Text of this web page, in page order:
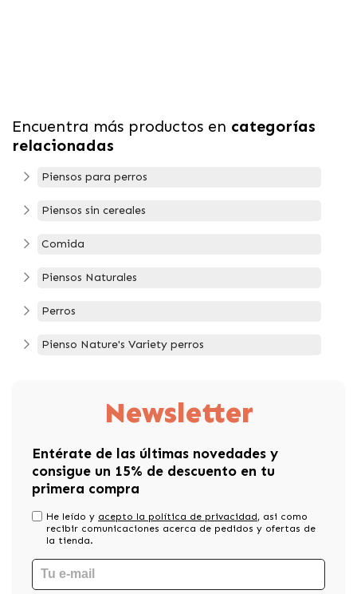
Encuentra más productos en categorías
relacionadas
Piensos para perros
Piensos sin cereales
Comida
Piensos Naturales
Perros
Pienso Nature's Variety perros
Newsletter
Entérate de las últimas novedades y
consigue un 15% de descuento en tu
primera compra
He leído y acepto la política de privacidad, asi como
recibir comunicaciones acerca de pedidos y ofertas de
la tienda.